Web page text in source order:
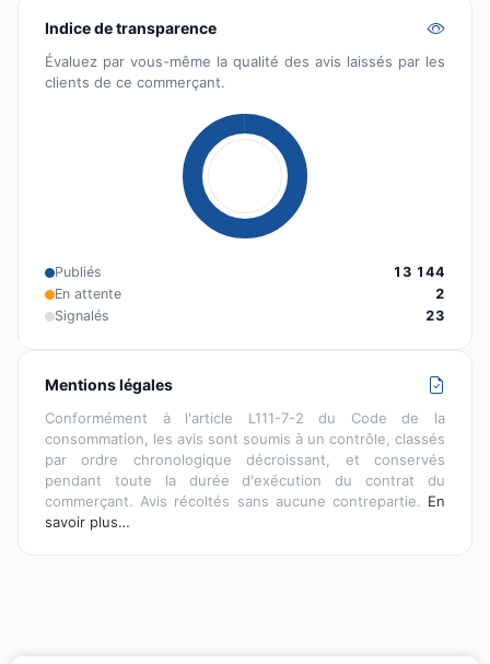
Indice de transparence
Évaluez par vous-même la qualité des avis laissés par les
clients de ce commerçant.
Publiés
13 144
En attente
2
Signalés
23
Mentions légales
Conformément à l'article L111-7-2 du Code de la
consommation, les avis sont soumis à un contrôle, classés
par ordre chronologique décroissant, et conservés
pendant toute la durée d'exécution du contrat du
commerçant. Avis récoltés sans aucune contrepartie. En
savoir plus…